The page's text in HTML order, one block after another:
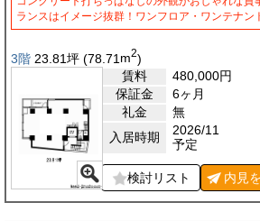
ランスはイメージ抜群！ワンフロア・ワンテナン
3階 23.81坪 (78.71 m2)
賃料
480,000円
保証金
6ヶ月
礼金
無
入居時期
2026/11
予定
検討リスト 内見を